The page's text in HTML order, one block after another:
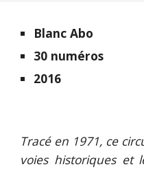
Blanc Abo
30 numéros
2016
Tracé en 1971, ce
voies historiques et